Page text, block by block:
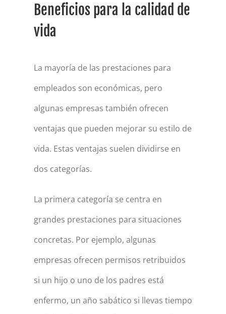
Beneficios para la calidad de
vida
La mayoría de las prestaciones para
empleados son económicas, pero
algunas empresas también ofrecen
ventajas que pueden mejorar su estilo de
vida. Estas ventajas suelen dividirse en
dos categorías.
La primera categoría se centra en
grandes prestaciones para situaciones
concretas. Por ejemplo, algunas
empresas ofrecen permisos retribuidos
si un hijo o uno de los padres está
enfermo, un año sabático si llevas tiempo